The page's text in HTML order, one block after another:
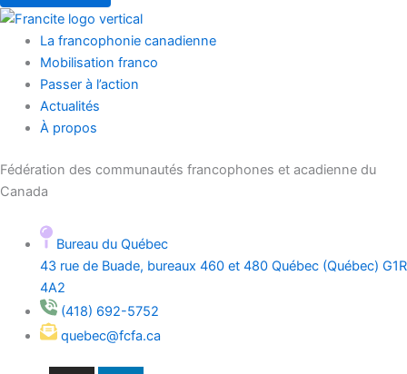
La francophonie canadienne
Mobilisation franco
Passer à l’action
Actualités
À propos
Fédération des communautés francophones et acadienne du
Canada
Bureau du Québec
43 rue de Buade, bureaux 460 et 480 Québec (Québec) G1R
4A2
(418) 692-5752
quebec@fcfa.ca